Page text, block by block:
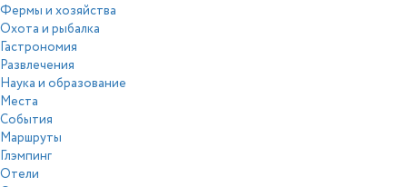
Фермы и хозяйства
Охота и рыбалка
Гастрономия
Развлечения
Наука и образование
Места
События
Маршруты
Глэмпинг
Отели